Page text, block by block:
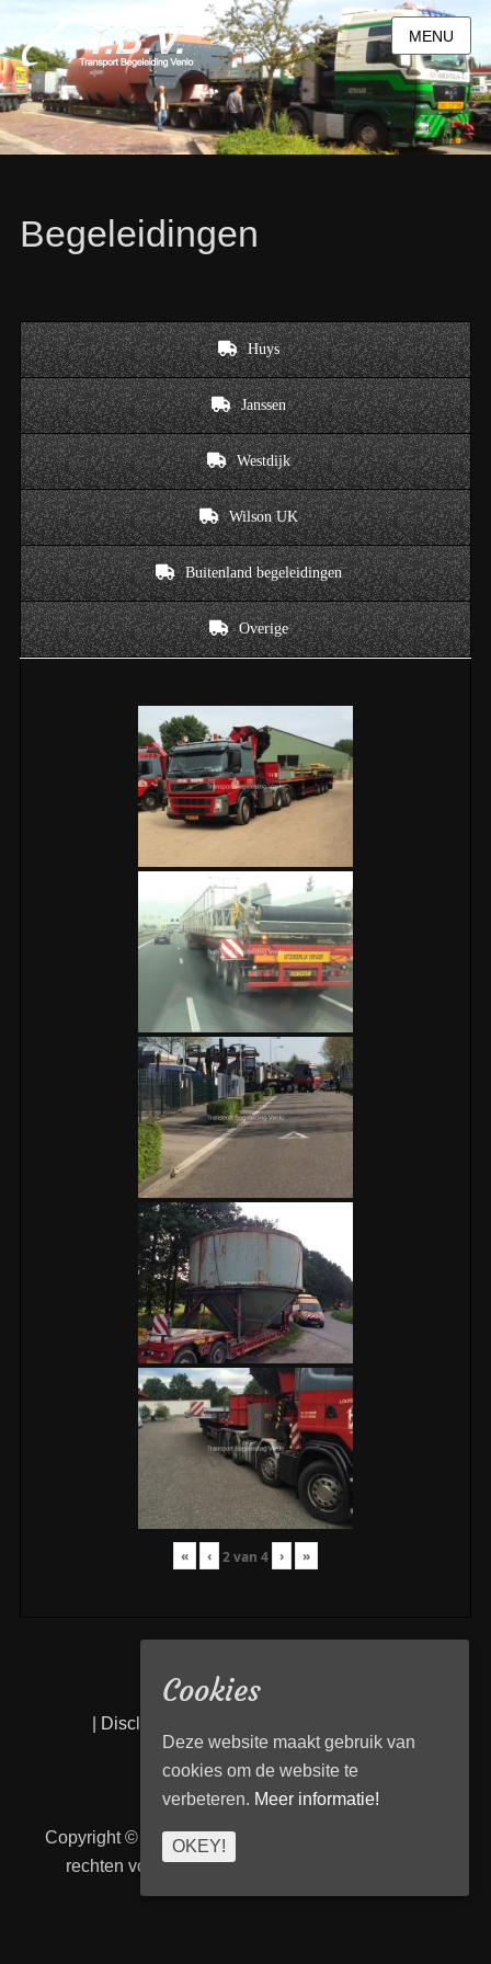
MENU
Begeleidingen
Huys
Janssen
Westdijk
Wilson UK
Buitenland begeleidingen
Overige
« ‹ 2van 4 › »
Disclaimer
Copyright © 2026Transport Begeleiding Venlo
rechten voorbehouden. | TBVenlo door
Cookies
Deze website maakt gebruik van
cookies om de website te
verbeteren. Meer informatie!
OKEY!